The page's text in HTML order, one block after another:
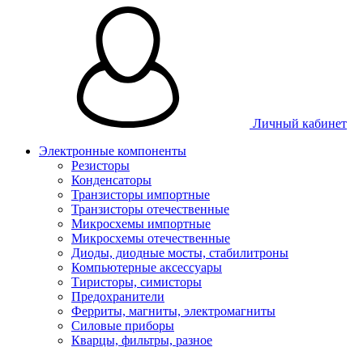
Личный кабинет
Электронные компоненты
Резисторы
Конденсаторы
Транзисторы импортные
Транзисторы отечественные
Микросхемы импортные
Микросхемы отечественные
Диоды, диодные мосты, стабилитроны
Компьютерные аксессуары
Тиристоры, симисторы
Предохранители
Ферриты, магниты, электромагниты
Силовые приборы
Кварцы, фильтры, разное